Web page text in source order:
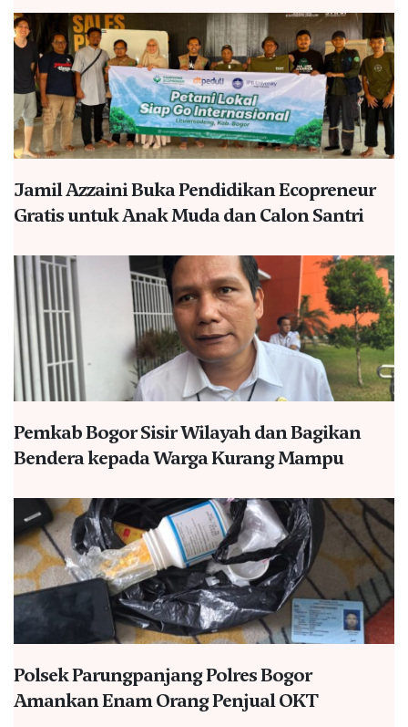
Jamil Azzaini Buka Pendidikan Ecopreneur
Gratis untuk Anak Muda dan Calon Santri
Pemkab Bogor Sisir Wilayah dan Bagikan
Bendera kepada Warga Kurang Mampu
Polsek Parungpanjang Polres Bogor
Amankan Enam Orang Penjual OKT